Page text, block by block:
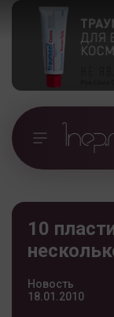
10
Новость
18.01.2010